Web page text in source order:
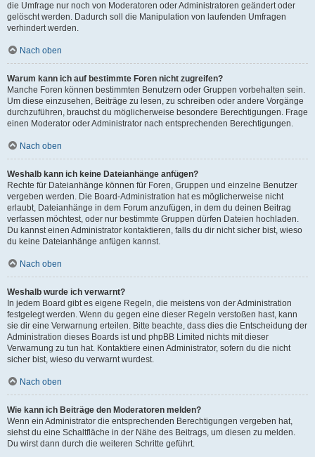
die Umfrage nur noch von Moderatoren oder Administratoren geändert oder
gelöscht werden. Dadurch soll die Manipulation von laufenden Umfragen
verhindert werden.
Nach oben
Warum kann ich auf bestimmte Foren nicht zugreifen?
Manche Foren können bestimmten Benutzern oder Gruppen vorbehalten sein.
Um diese einzusehen, Beiträge zu lesen, zu schreiben oder andere Vorgänge
durchzuführen, brauchst du möglicherweise besondere Berechtigungen. Frage
einen Moderator oder Administrator nach entsprechenden Berechtigungen.
Nach oben
Weshalb kann ich keine Dateianhänge anfügen?
Rechte für Dateianhänge können für Foren, Gruppen und einzelne Benutzer
vergeben werden. Die Board-Administration hat es möglicherweise nicht
erlaubt, Dateianhänge in dem Forum anzufügen, in dem du deinen Beitrag
verfassen möchtest, oder nur bestimmte Gruppen dürfen Dateien hochladen.
Du kannst einen Administrator kontaktieren, falls du dir nicht sicher bist, wieso
du keine Dateianhänge anfügen kannst.
Nach oben
Weshalb wurde ich verwarnt?
In jedem Board gibt es eigene Regeln, die meistens von der Administration
festgelegt werden. Wenn du gegen eine dieser Regeln verstoßen hast, kann
sie dir eine Verwarnung erteilen. Bitte beachte, dass dies die Entscheidung der
Administration dieses Boards ist und phpBB Limited nichts mit dieser
Verwarnung zu tun hat. Kontaktiere einen Administrator, sofern du die nicht
sicher bist, wieso du verwarnt wurdest.
Nach oben
Wie kann ich Beiträge den Moderatoren melden?
Wenn ein Administrator die entsprechenden Berechtigungen vergeben hat,
siehst du eine Schaltfläche in der Nähe des Beitrags, um diesen zu melden.
Du wirst dann durch die weiteren Schritte geführt.